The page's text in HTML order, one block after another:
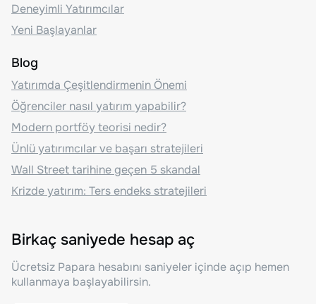
Deneyimli Yatırımcılar
Yeni Başlayanlar
Blog
Yatırımda Çeşitlendirmenin Önemi
Öğrenciler nasıl yatırım yapabilir?
Modern portföy teorisi nedir?
Ünlü yatırımcılar ve başarı stratejileri
Wall Street tarihine geçen 5 skandal
Krizde yatırım: Ters endeks stratejileri
Birkaç saniyede hesap aç
Ücretsiz Papara hesabını saniyeler içinde açıp hemen
kullanmaya başlayabilirsin.